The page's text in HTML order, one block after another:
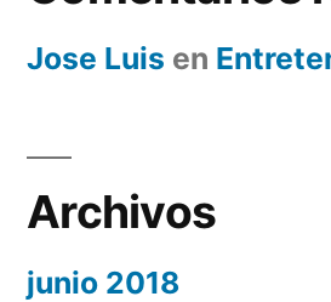
Jose Luis en
Archivos
junio 2018